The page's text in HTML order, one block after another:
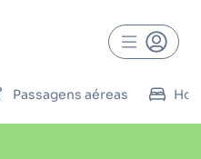
Passagens aéreas